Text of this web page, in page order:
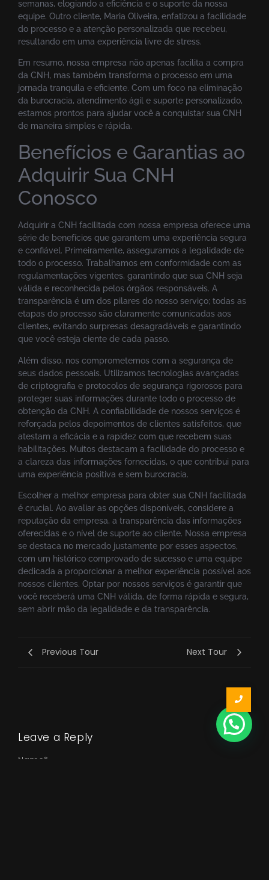
semanas, elogiando a eficiência e o suporte da nossa
equipe. Outro cliente, Maria Oliveira, enfatizou a facilidade
do processo e a atenção personalizada que recebeu,
resultando em uma experiência livre de stress.
Em resumo, nossa empresa não apenas facilita a compra
da CNH, mas também transforma o processo em uma
jornada tranquila e eficiente. Com um foco na eliminação
da burocracia, atendimento ágil e suporte personalizado,
estamos prontos para ajudar você a conquistar sua CNH
de maneira simples e rápida.
Benefícios e Garantias ao
Adquirir Sua CNH
Conosco
Adquirir a CNH facilitada com nossa empresa oferece uma
série de benefícios que garantem uma experiência segura
e confiável. Primeiramente, asseguramos a legalidade de
todo o processo. Trabalhamos em conformidade com as
regulamentações vigentes, garantindo que sua CNH seja
válida e reconhecida pelos órgãos responsáveis. A
transparência é um dos pilares do nosso serviço; todas as
etapas do processo são claramente comunicadas aos
clientes, evitando surpresas desagradáveis e garantindo
que você esteja ciente de cada passo.
Além disso, nos comprometemos com a segurança de
seus dados pessoais. Utilizamos tecnologias avançadas
de criptografia e protocolos de segurança rigorosos para
proteger suas informações durante todo o processo de
obtenção da CNH. A confiabilidade de nossos serviços é
reforçada pelos depoimentos de clientes satisfeitos, que
atestam a eficácia e a rapidez com que recebem suas
habilitações. Muitos destacam a facilidade do processo e
a clareza das informações fornecidas, o que contribui para
uma experiência positiva e sem burocracia.
Escolher a melhor empresa para obter sua CNH facilitada
é crucial. Ao avaliar as opções disponíveis, considere a
reputação da empresa, a transparência das informações
oferecidas e o nível de suporte ao cliente. Nossa empresa
se destaca no mercado justamente por esses aspectos,
com um histórico comprovado de sucesso e uma equipe
dedicada a proporcionar a melhor experiência possível aos
nossos clientes. Optar por nossos serviços é garantir que
você receberá uma CNH válida, de forma rápida e segura,
sem abrir mão da legalidade e da transparência.
Previous Tour Next Tour
Leave a Reply
Name*